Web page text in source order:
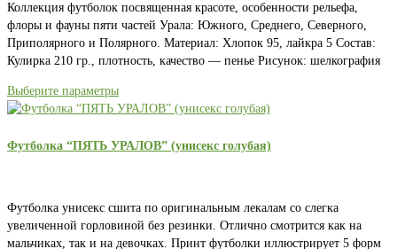
Коллекция футболок посвященная красоте, особенности рельефа,
флоры и фауны пяти частей Урала: Южного, Среднего, Северного,
Приполярного и Полярного. Материал: Хлопок 95, лайкра 5 Состав:
Кулирка 210 гр., плотность, качество — пенье Рисунок: шелкография
Выберите параметры
Футболка “ПЯТЬ УРАЛОВ” (унисекс голубая)
Футболка унисекс сшита по оригинальным лекалам со слегка
увеличенной горловиной без резинки. Отлично смотрится как на
мальчиках, так и на девочках. Принт футболки иллюстрирует 5 форм